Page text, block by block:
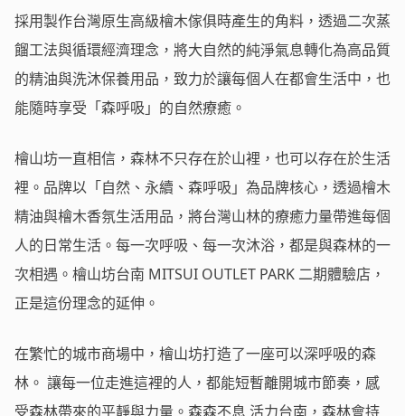
採用製作台灣原生高級檜木傢俱時產生的角料，透過二次蒸
餾工法與循環經濟理念，將大自然的純淨氣息轉化為高品質
的精油與洗沐保養用品，致力於讓每個人在都會生活中，也
能隨時享受「森呼吸」的自然療癒。
檜山坊一直相信，森林不只存在於山裡，也可以存在於生活
裡。品牌以「自然、永續、森呼吸」為品牌核心，透過檜木
精油與檜木香氛生活用品，將台灣山林的療癒力量帶進每個
人的日常生活。每一次呼吸、每一次沐浴，都是與森林的一
次相遇。檜山坊台南 MITSUI OUTLET PARK 二期體驗店，
正是這份理念的延伸。
在繁忙的城市商場中，檜山坊打造了一座可以深呼吸的森
林。 讓每一位走進這裡的人，都能短暫離開城市節奏，感
受森林帶來的平靜與力量。森森不息 活力台南，森林會持